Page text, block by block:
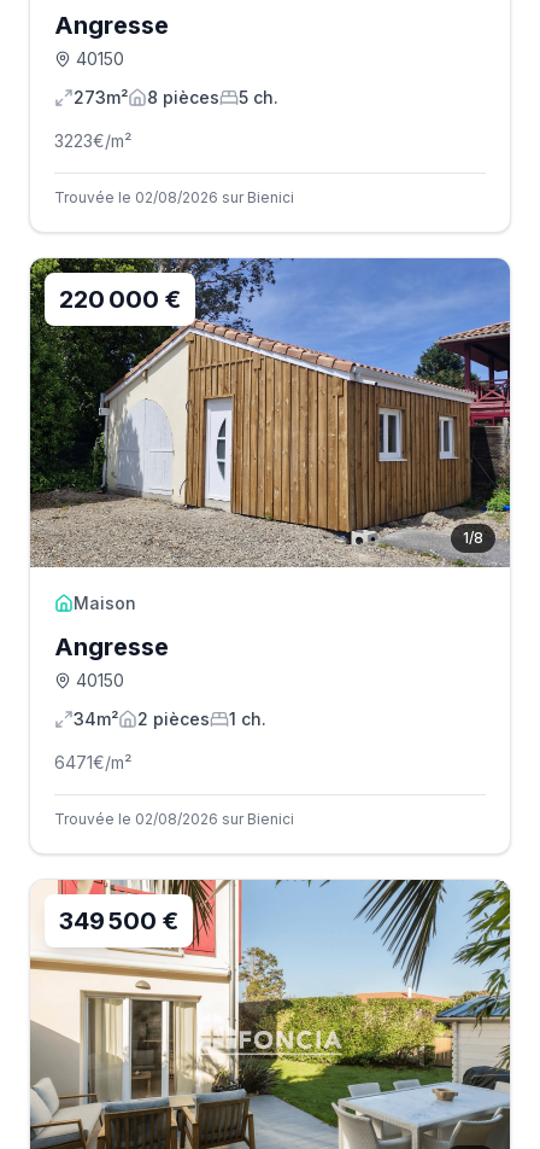
Angresse
40150
273m²
8 pièces 5 ch.
3223€/m²
Trouvée le 02/08/2026 sur Bienici
1/8
220 000 €
Maison
Angresse
40150
34m²
2 pièces 1 ch.
6471€/m²
Trouvée le 02/08/2026 sur Bienici
349 500 €